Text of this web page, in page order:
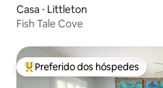
Casa ⋅ Littleton
Fish Tale Cove
Entre os melhores preferidos
Preferido dos hóspedes